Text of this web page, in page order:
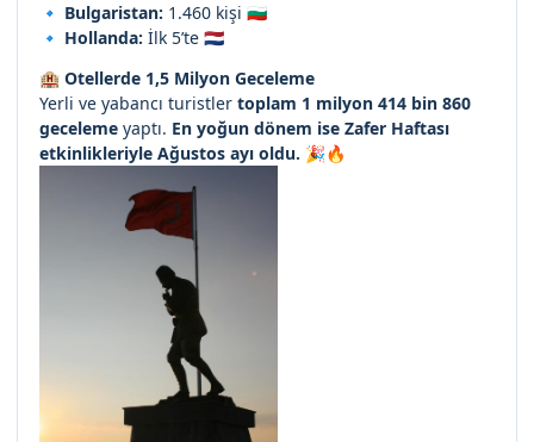
🔹 Bulgaristan: 1.460 kişi 🇧🇬
🔹 Hollanda: İlk 5’te 🇳🇱
🏨 Otellerde 1,5 Milyon Geceleme
Yerli ve yabancı turistler toplam 1 milyon 414 bin 860
geceleme yaptı. En yoğun dönem ise Zafer Haftası
etkinlikleriyle Ağustos ayı oldu. 🎉🔥